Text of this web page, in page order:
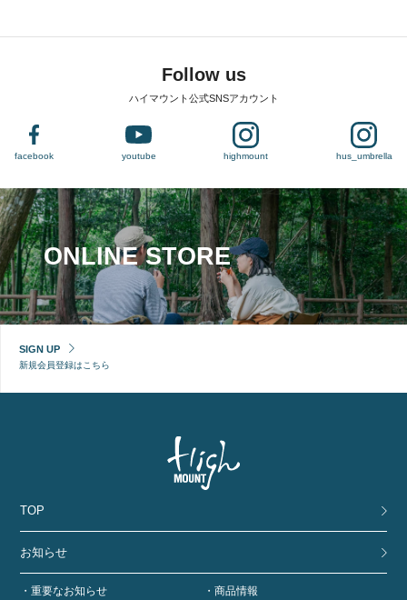
Follow us
ハイマウント公式SNSアカウント
facebook youtube highmount hus_umbrella
ONLINE STORE
SIGN UP
新規会員登録はこちら
TOP
お知らせ
重要なお知らせ
商品情報